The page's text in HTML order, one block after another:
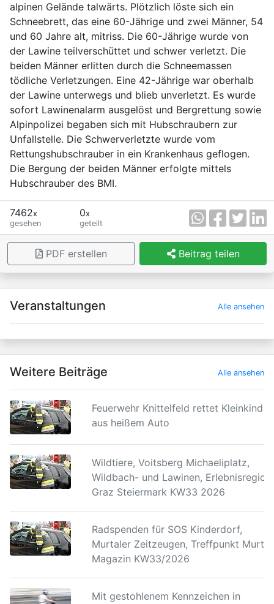
alpinen Gelände talwärts. Plötzlich löste sich ein
Schneebrett, das eine 60-Jährige und zwei Männer, 54
und 60 Jahre alt, mitriss. Die 60-Jährige wurde von
der Lawine teilverschüttet und schwer verletzt. Die
beiden Männer erlitten durch die Schneemassen
tödliche Verletzungen. Eine 42-Jährige war oberhalb
der Lawine unterwegs und blieb unverletzt. Es wurde
sofort Lawinenalarm ausgelöst und Bergrettung sowie
Alpinpolizei begaben sich mit Hubschraubern zur
Unfallstelle. Die Schwerverletzte wurde vom
Rettungshubschrauber in ein Krankenhaus geflogen.
Die Bergung der beiden Männer erfolgte mittels
Hubschrauber des BMI.
7462x
gesehen
0x
geteilt
PDF erstellen Beitrag teilen
×
Veranstaltungen Alle ansehen
Weitere Beiträge Alle ansehen
Feuerwehr Knittelfeld rettet Kleinkind
aus heißem Auto
Wildtiere, Voitsberg Michaeliplatz,
Wildbach- und Lawinen, Erlebnisregion
Graz Steiermark KW33 2026
Radspenden für SOS Kinderdorf,
Murtaler Zeitzeugen, Treffpunkt Murtal
Magazin KW33/2026
Mit gestohlenem Kennzeichen in